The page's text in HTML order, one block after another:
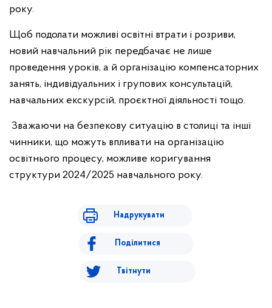
року.
Щоб подолати можливі освітні втрати і розриви,
новий навчальний рік передбачає не лише
проведення уроків, а й організацію компенсаторних
занять, індивідуальних і групових консультацій,
навчальних екскурсій, проєктної діяльності тощо.
Зважаючи на безпекову ситуацію в столиці та інші
чинники, що можуть впливати на організацію
освітнього процесу, можливе коригування
структури 2024/2025 навчального року.
Надрукувати
Поділитися
Твітнути